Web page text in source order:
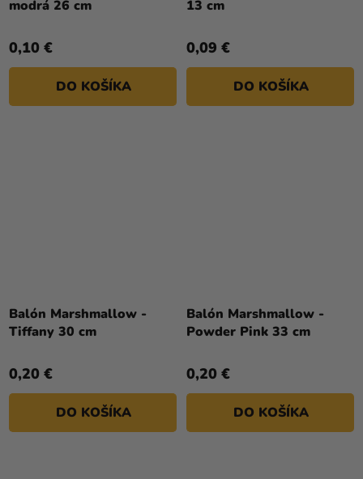
modrá 26 cm
0,10 €
DO KOŠÍKA
13 cm
0,09 €
DO KOŠÍKA
Balón Marshmallow -
Tiffany 30 cm
0,20 €
DO KOŠÍKA
Balón Marshmallow -
Powder Pink 33 cm
0,20 €
DO KOŠÍKA